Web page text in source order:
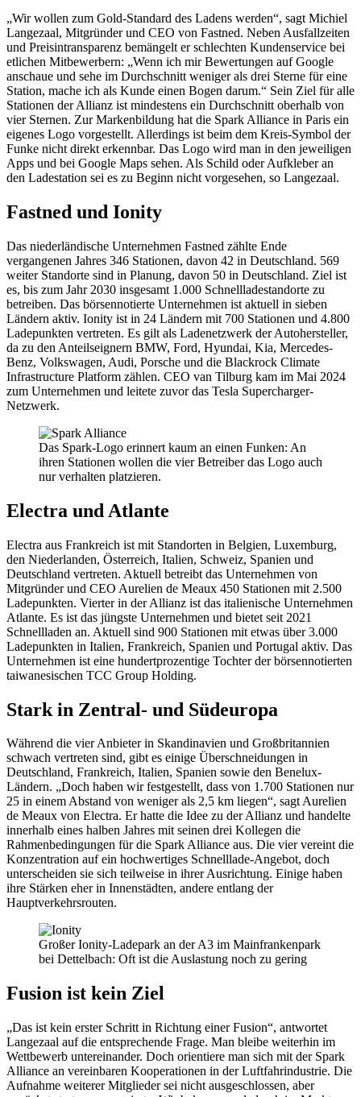
„Wir wollen zum Gold-Standard des Ladens werden“, sagt Michiel
Langezaal, Mitgründer und CEO von Fastned. Neben Ausfallzeiten
und Preisintransparenz bemängelt er schlechten Kundenservice bei
etlichen Mitbewerbern: „Wenn ich mir Bewertungen auf Google
anschaue und sehe im Durchschnitt weniger als drei Sterne für eine
Station, mache ich als Kunde einen Bogen darum.“ Sein Ziel für alle
Stationen der Allianz ist mindestens ein Durchschnitt oberhalb von
vier Sternen. Zur Markenbildung hat die Spark Alliance in Paris ein
eigenes Logo vorgestellt. Allerdings ist beim dem Kreis-Symbol der
Funke nicht direkt erkennbar. Das Logo wird man in den jeweiligen
Apps und bei Google Maps sehen. Als Schild oder Aufkleber an
den Ladestation sei es zu Beginn nicht vorgesehen, so Langezaal.
Fastned und Ionity
Das niederländische Unternehmen Fastned zählte Ende
vergangenen Jahres 346 Stationen, davon 42 in Deutschland. 569
weiter Standorte sind in Planung, davon 50 in Deutschland. Ziel ist
es, bis zum Jahr 2030 insgesamt 1.000 Schnellladestandorte zu
betreiben. Das börsennotierte Unternehmen ist aktuell in sieben
Ländern aktiv. Ionity ist in 24 Ländern mit 700 Stationen und 4.800
Ladepunkten vertreten. Es gilt als Ladenetzwerk der Autohersteller,
da zu den Anteilseignern BMW, Ford, Hyundai, Kia, Mercedes-
Benz, Volkswagen, Audi, Porsche und die Blackrock Climate
Infrastructure Platform zählen. CEO van Tilburg kam im Mai 2024
zum Unternehmen und leitete zuvor das Tesla Supercharger-
Netzwerk.
Das Spark-Logo erinnert kaum an einen Funken: An
ihren Stationen wollen die vier Betreiber das Logo auch
nur verhalten platzieren.
Electra und Atlante
Electra aus Frankreich ist mit Standorten in Belgien, Luxemburg,
den Niederlanden, Österreich, Italien, Schweiz, Spanien und
Deutschland vertreten. Aktuell betreibt das Unternehmen von
Mitgründer und CEO Aurelien de Meaux 450 Stationen mit 2.500
Ladepunkten. Vierter in der Allianz ist das italienische Unternehmen
Atlante. Es ist das jüngste Unternehmen und bietet seit 2021
Schnellladen an. Aktuell sind 900 Stationen mit etwas über 3.000
Ladepunkten in Italien, Frankreich, Spanien und Portugal aktiv. Das
Unternehmen ist eine hundertprozentige Tochter der börsennotierten
taiwanesischen TCC Group Holding.
Stark in Zentral- und Südeuropa
Während die vier Anbieter in Skandinavien und Großbritannien
schwach vertreten sind, gibt es einige Überschneidungen in
Deutschland, Frankreich, Italien, Spanien sowie den Benelux-
Ländern. „Doch haben wir festgestellt, dass von 1.700 Stationen nur
25 in einem Abstand von weniger als 2,5 km liegen“, sagt Aurelien
de Meaux von Electra. Er hatte die Idee zu der Allianz und handelte
innerhalb eines halben Jahres mit seinen drei Kollegen die
Rahmenbedingungen für die Spark Alliance aus. Die vier vereint die
Konzentration auf ein hochwertiges Schnelllade-Angebot, doch
unterscheiden sie sich teilweise in ihrer Ausrichtung. Einige haben
ihre Stärken eher in Innenstädten, andere entlang der
Hauptverkehrsrouten.
Großer Ionity-Ladepark an der A3 im Mainfrankenpark
bei Dettelbach: Oft ist die Auslastung noch zu gering
Fusion ist kein Ziel
„Das ist kein erster Schritt in Richtung einer Fusion“, antwortet
Langezaal auf die entsprechende Frage. Man bleibe weiterhin im
Wettbewerb untereinander. Doch orientiere man sich mit der Spark
Alliance an vereinbaren Kooperationen in der Luftfahrindustrie. Die
Aufnahme weiterer Mitglieder sei nicht ausgeschlossen, aber